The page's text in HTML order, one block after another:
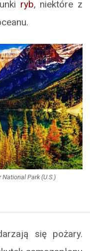
ryb, niektóre z
Park (U.S.)
się pożary.